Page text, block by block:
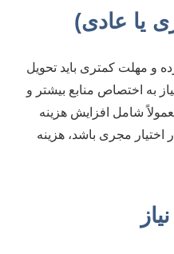
یا عادی)
و مهلت کمتری باید تحویل
به اختصاص منابع بیشتر و
شامل افزایش هزینه
مجری باشد، هزینه